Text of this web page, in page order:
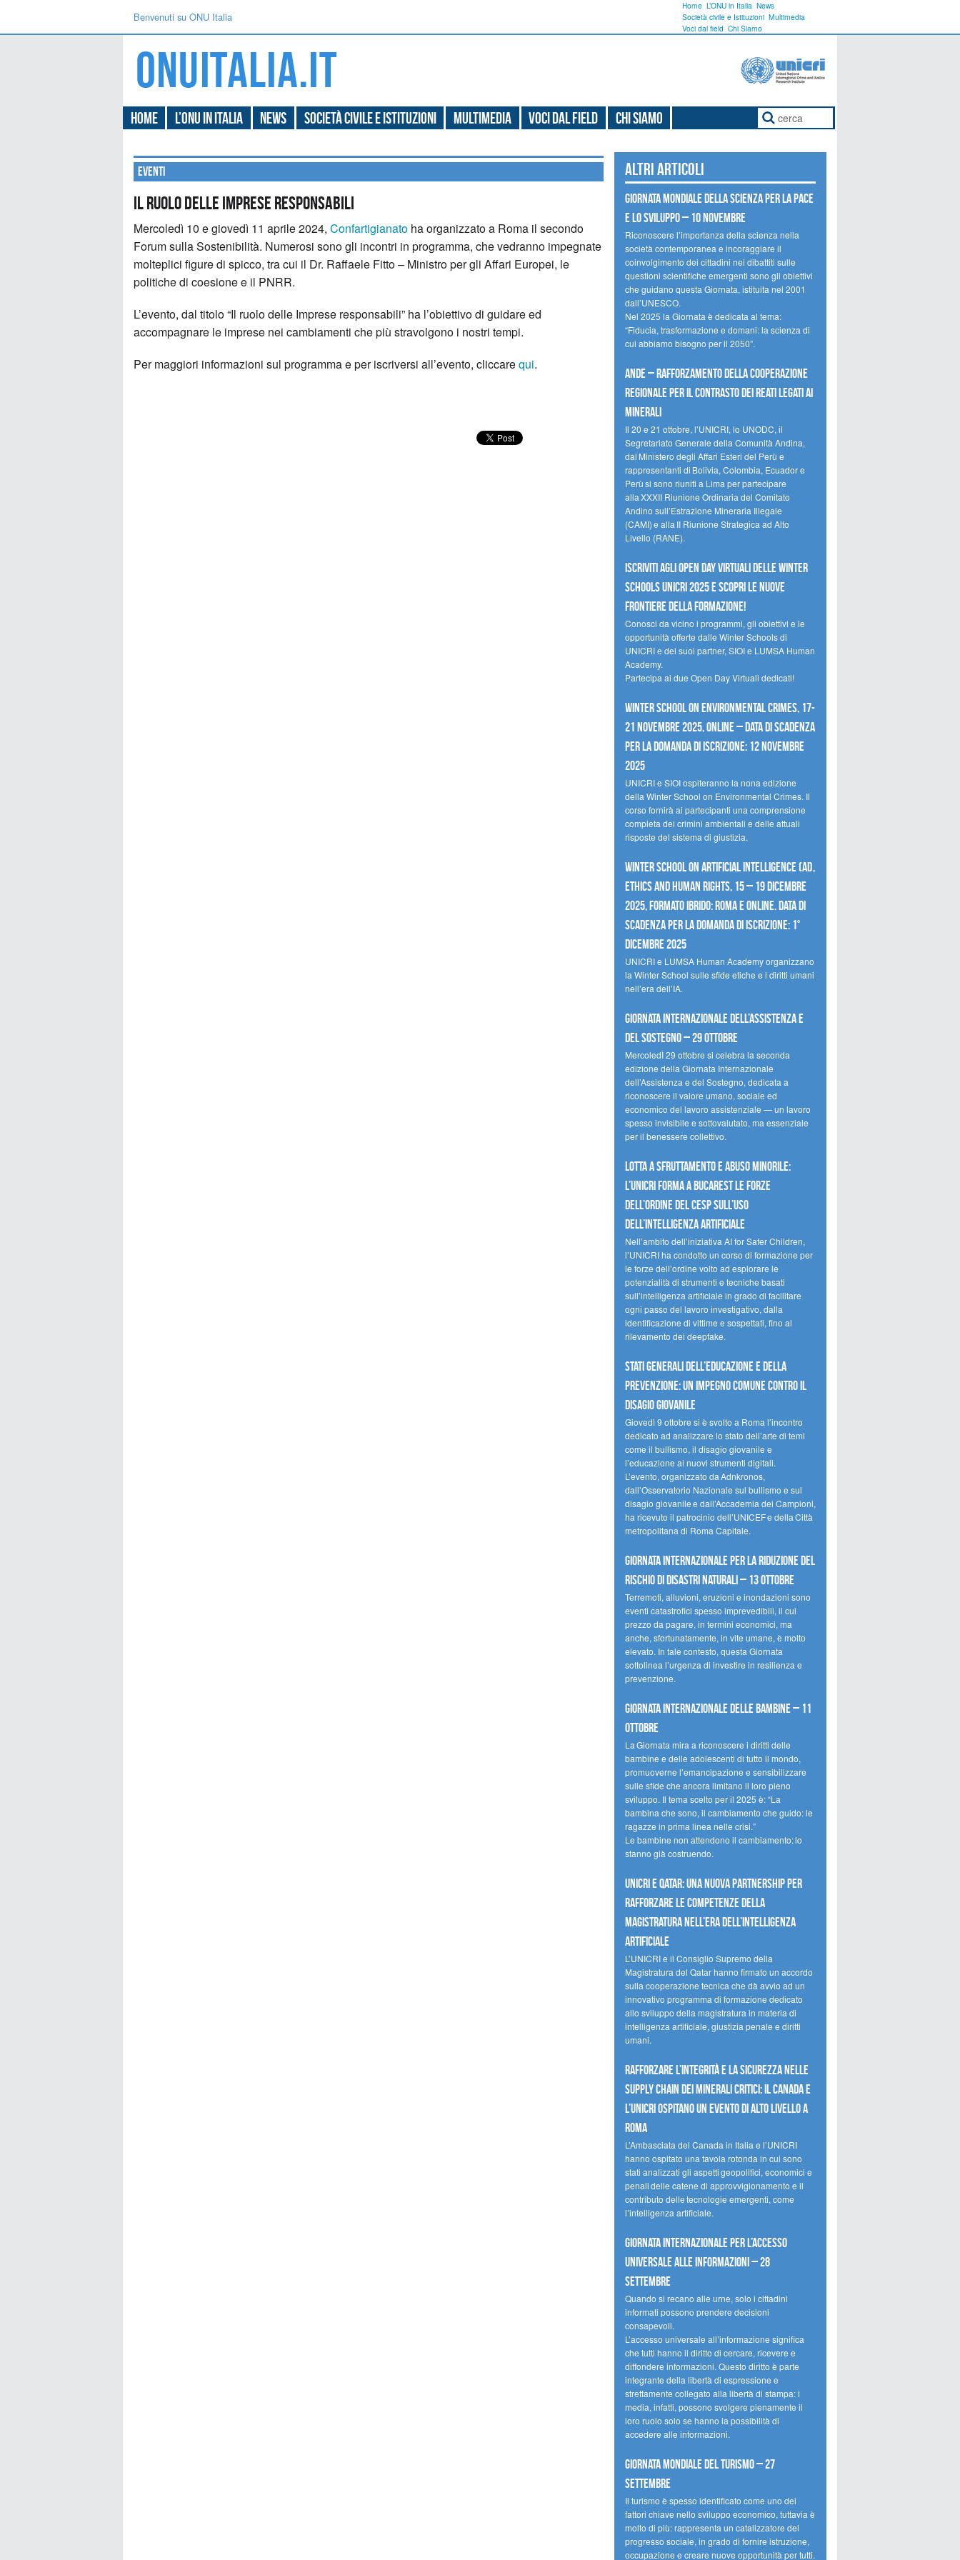
Benvenuti su ONU Italia
Home L’ONU in Italia News
Società civile e Istituzioni Multimedia
Voci dal field Chi Siamo
Home L’ONU in Italia News Società civile e Istituzioni Multimedia Voci dal field Chi Siamo
Eventi
Il ruolo delle Imprese responsabili
Mercoledì 10 e giovedì 11 aprile 2024, Confartigianato ha organizzato a Roma il secondo
Forum sulla Sostenibilità. Numerosi sono gli incontri in programma, che vedranno impegnate
molteplici figure di spicco, tra cui il Dr. Raffaele Fitto – Ministro per gli Affari Europei, le
politiche di coesione e il PNRR.
L’evento, dal titolo “Il ruolo delle Imprese responsabili” ha l’obiettivo di guidare ed
accompagnare le imprese nei cambiamenti che più stravolgono i nostri tempi.
Per maggiori informazioni sul programma e per iscriversi all’evento, cliccarequi.
Altri articoli
Giornata mondiale della scienza per la pace
e lo sviluppo – 10 novembre
Riconoscere l’importanza della scienza nella
società contemporanea e incoraggiare il
coinvolgimento dei cittadini nei dibattiti sulle
questioni scientifiche emergenti sono gli obiettivi
che guidano questa Giornata, istituita nel 2001
dall’UNESCO.
Nel 2025 la Giornata è dedicata al tema:
“Fiducia, trasformazione e domani: la scienza di
cui abbiamo bisogno per il 2050”.
Ande – Rafforzamento della cooperazione
regionale per il contrasto dei reati legati ai
minerali
Il 20 e 21 ottobre, l’UNICRI, lo UNODC, il
Segretariato Generale della Comunità Andina,
dal Ministero degli Affari Esteri del Perù e
rappresentanti di Bolivia, Colombia, Ecuador e
Perù si sono riuniti a Lima per partecipare
alla XXXII Riunione Ordinaria del Comitato
Andino sull’Estrazione Mineraria Illegale
(CAMI) e alla II Riunione Strategica ad Alto
Livello (RANE).
Iscriviti agli Open Day Virtuali delle Winter
Schools UNICRI 2025 e scopri le nuove
frontiere della formazione!
Conosci da vicino i programmi, gli obiettivi e le
opportunità offerte dalle Winter Schools di
UNICRI e dei suoi partner, SIOI e LUMSA Human
Academy.
Partecipa ai due Open Day Virtuali dedicati!
Winter School on Environmental Crimes, 17-
21 novembre 2025, Online – Data di scadenza
per la domanda di iscrizione: 12 novembre
2025
UNICRI e SIOI ospiteranno la nona edizione
della Winter School on Environmental Crimes. Il
corso fornirà ai partecipanti una comprensione
completa dei crimini ambientali e delle attuali
risposte del sistema di giustizia.
Winter School on Artificial Intelligence (AI),
Ethics and Human Rights, 15 – 19 dicembre
2025, Formato Ibrido: Roma e online. Data di
scadenza per la domanda di iscrizione: 1°
dicembre 2025
UNICRI e LUMSA Human Academy organizzano
la Winter School sulle sfide etiche e i diritti umani
nell’era dell’IA.
Giornata internazionale dell’assistenza e
del sostegno – 29 ottobre
MercoledÌ 29 ottobre si celebra la seconda
edizione della Giornata Internazionale
dell’Assistenza e del Sostegno, dedicata a
riconoscere il valore umano, sociale ed
economico del lavoro assistenziale — un lavoro
spesso invisibile e sottovalutato, ma essenziale
per il benessere collettivo.
Lotta a sfruttamento e abuso minorile:
l’UNICRI forma a Bucarest le forze
dell’ordine del CESP sull’uso
dell’Intelligenza Artificiale
Nell’ambito dell’iniziativa AI for Safer Children,
l’UNICRI ha condotto un corso di formazione per
le forze dell’ordine volto ad esplorare le
potenzialità di strumenti e tecniche basati
sull’intelligenza artificiale in grado di facilitare
ogni passo del lavoro investigativo, dalla
identificazione di vittime e sospettati, fino al
rilevamento dei deepfake.
Stati Generali dell’Educazione e della
Prevenzione: un impegno comune contro il
disagio giovanile
Giovedì 9 ottobre si è svolto a Roma l’incontro
dedicato ad analizzare lo stato dell’arte di temi
come il bullismo, il disagio giovanile e
l’educazione ai nuovi strumenti digitali.
L’evento, organizzato da Adnkronos,
dall’Osservatorio Nazionale sul bullismo e sul
disagio giovanile e dall’Accademia dei Campioni,
ha ricevuto il patrocinio dell’UNICEF e della Città
metropolitana di Roma Capitale.
Giornata internazionale per la riduzione del
rischio di disastri naturali – 13 ottobre
Terremoti, alluvioni, eruzioni e inondazioni sono
eventi catastrofici spesso imprevedibili, il cui
prezzo da pagare, in termini economici, ma
anche, sfortunatamente, in vite umane, è molto
elevato. In tale contesto, questa Giornata
sottolinea l’urgenza di investire in resilienza e
prevenzione.
Giornata internazionale delle bambine – 11
ottobre
La Giornata mira a riconoscere i diritti delle
bambine e delle adolescenti di tutto il mondo,
promuoverne l’emancipazione e sensibilizzare
sulle sfide che ancora limitano il loro pieno
sviluppo. Il tema scelto per il 2025 è: “La
bambina che sono, il cambiamento che guido: le
ragazze in prima linea nelle crisi.”
Le bambine non attendono il cambiamento: lo
stanno già costruendo.
UNICRI e Qatar: una nuova partnership per
rafforzare le competenze della
magistratura nell’era dell’intelligenza
artificiale
L’UNICRI e il Consiglio Supremo della
Magistratura del Qatar hanno firmato un accordo
sulla cooperazione tecnica che dà avvio ad un
innovativo programma di formazione dedicato
allo sviluppo della magistratura in materia di
intelligenza artificiale, giustizia penale e diritti
umani.
Rafforzare l’integrità e la sicurezza nelle
supply chain dei minerali critici: il Canada e
l’UNICRI ospitano un evento di alto livello a
Roma
L’Ambasciata del Canada in Italia e l’UNICRI
hanno ospitato una tavola rotonda in cui sono
stati analizzati gli aspetti geopolitici, economici e
penali delle catene di approvvigionamento e il
contributo delle tecnologie emergenti, come
l’intelligenza artificiale.
Giornata internazionale per l’accesso
universale alle informazioni – 28
settembre
Quando si recano alle urne, solo i cittadini
informati possono prendere decisioni
consapevoli.
L’accesso universale all’informazione significa
che tutti hanno il diritto di cercare, ricevere e
diffondere informazioni. Questo diritto è parte
integrante della libertà di espressione e
strettamente collegato alla libertà di stampa: i
media, infatti, possono svolgere pienamente il
loro ruolo solo se hanno la possibilità di
accedere alle informazioni.
Giornata mondiale del turismo – 27
settembre
Il turismo è spesso identificato come uno dei
fattori chiave nello sviluppo economico, tuttavia è
molto di più: rappresenta un catalizzatore del
progresso sociale, in grado di fornire istruzione,
occupazione e creare nuove opportunità per tutti.